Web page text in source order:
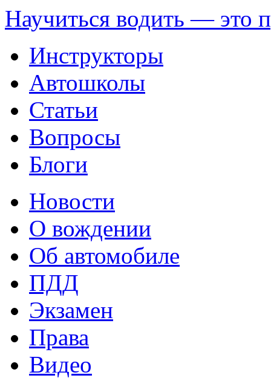
Научиться водить — это
Инструкторы
Автошколы
Статьи
Вопросы
Блоги
Новости
О вождении
Об автомобиле
ПДД
Экзамен
Права
Видео